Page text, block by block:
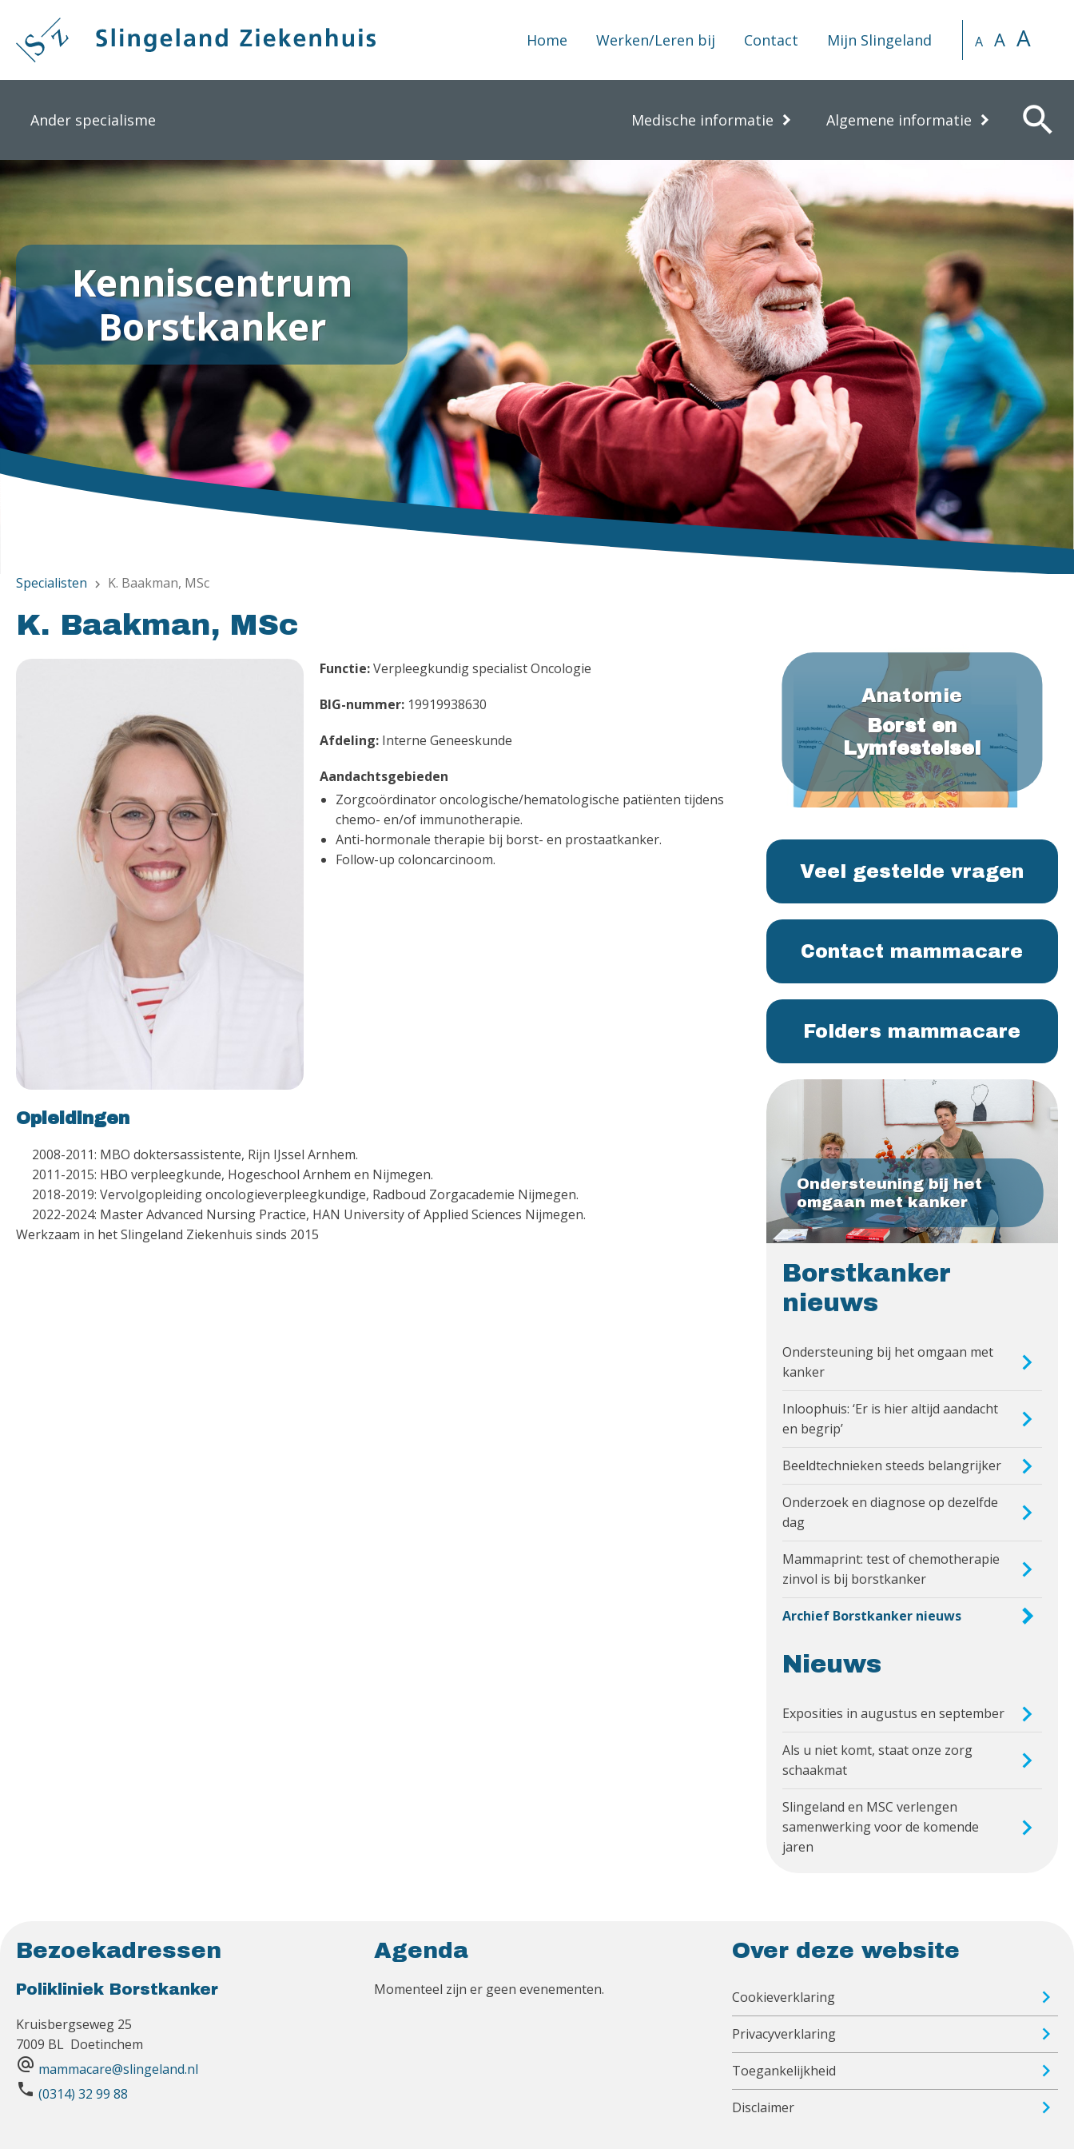
naar
Home Werken/Leren bij Contact Mijn Slingeland A A A
Ander specialisme Medische informatie Algemene informatie search
Kenniscentrum
Borstkanker
Specialisten chevron_right K. Baakman, MSc
K. Baakman, MSc
Functie:Verpleegkundig specialist Oncologie
BIG-nummer:19919938630
Afdeling:Interne Geneeskunde
Aandachtsgebieden
Zorgcoördinator oncologische/hematologische patiënten tijdens
chemo- en/of immunotherapie.
Anti-hormonale therapie bij borst- en prostaatkanker.
Follow-up coloncarcinoom.
Opleidingen
2008-2011: MBO doktersassistente, Rijn IJssel Arnhem.
2011-2015: HBO verpleegkunde, Hogeschool Arnhem en Nijmegen.
2018-2019: Vervolgopleiding oncologieverpleegkundige, Radboud Zorgacademie Nijmegen.
2022-2024: Master Advanced Nursing Practice, HAN University of Applied Sciences Nijmegen.
Werkzaam in het Slingeland Ziekenhuis sinds 2015
Anatomie
Borst en
Lymfestelsel
Veel gestelde vragen
Contact mammacare
Folders mammacare
Ondersteuning bij het
omgaan met kanker
Borstkanker
nieuws
Ondersteuning bij het omgaan met
kanker
Inloophuis: ‘Er is hier altijd aandacht
en begrip’
Beeldtechnieken steeds belangrijker
Onderzoek en diagnose op dezelfde
dag
Mammaprint: test of chemotherapie
zinvol is bij borstkanker
Archief Borstkanker nieuws
Nieuws
Exposities in augustus en september
Als u niet komt, staat onze zorg
schaakmat
Slingeland en MSC verlengen
samenwerking voor de komende
jaren
Bezoekadressen
Polikliniek Borstkanker
Kruisbergseweg 25
7009 BL Doetinchem
alternate_email mammacare@slingeland.nl
phone (0314) 32 99 88
Agenda
Momenteel zijn er geen evenementen.
Over deze website
Cookieverklaring
Privacyverklaring
Toegankelijkheid
Disclaimer